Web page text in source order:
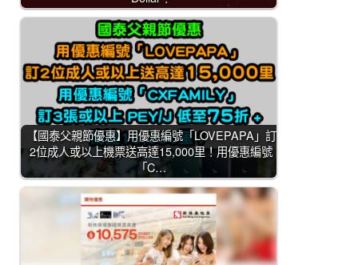
【國泰父親節優惠】用優惠編號「LOVEPAPA」訂
2位成人或以上機票送高達15,000里！用優惠編號
「C…